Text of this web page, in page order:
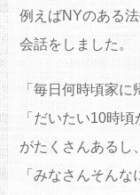
例えばNYのある
会話をしました。
「毎日何時頃家に
「だいたい10時
がたくさんあるし
「みなさんそんな